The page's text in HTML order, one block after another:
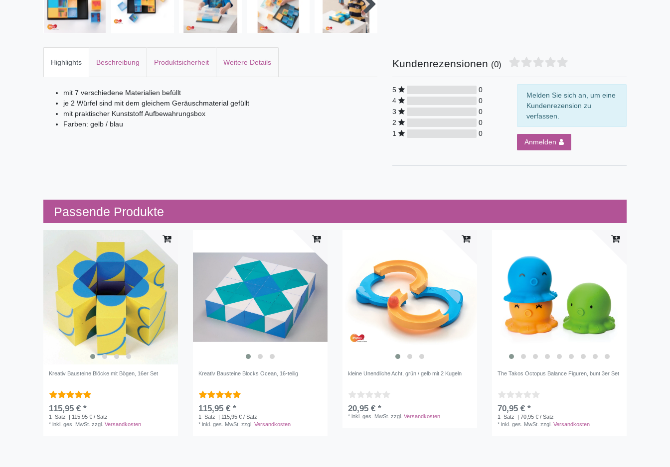
Highlights Beschreibung Produktsicherheit Weitere Details
mit 7 verschiedene Materialien befüllt
je 2 Würfel sind mit dem gleichem Geräuschmaterial gefüllt
mit praktischer Kunststoff Aufbewahrungsbox
Farben: gelb / blau
Kundenrezensionen (0)
5
0
4
0
3
0
2
0
1
0
Melden Sie sich an, um eine
Kundenrezension zu
verfassen.
Anmelden
Passende Produkte
Kreativ Bausteine Blöcke mit Bögen, 16er Set
115,95 € *
1 Satz
| 115,95 € / Satz
*inkl. ges. MwSt. zzgl.Versandkosten
Kreativ Bausteine Blocks Ocean, 16-teilig
115,95 € *
1 Satz
| 115,95 € / Satz
*inkl. ges. MwSt. zzgl.Versandkosten
kleine Unendliche Acht, grün / gelb mit 2 Kugeln
20,95 € *
*inkl. ges. MwSt. zzgl.Versandkosten
The Takos Octopus Balance Figuren, bunt 3er Set
70,95 € *
1 Satz
| 70,95 € / Satz
*inkl. ges. MwSt. zzgl.Versandkosten